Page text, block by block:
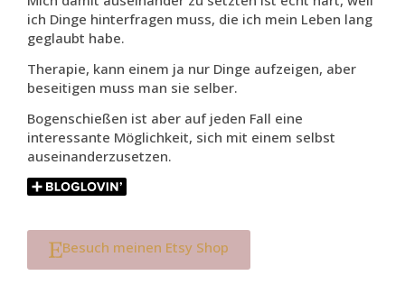
ich Dinge hinterfragen muss, die ich mein Leben lang
geglaubt habe.
Therapie, kann einem ja nur Dinge aufzeigen, aber
beseitigen muss man sie selber.
Bogenschießen ist aber auf jeden Fall eine
interessante Möglichkeit, sich mit einem selbst
auseinanderzusetzen.
Besuch meinen Etsy Shop